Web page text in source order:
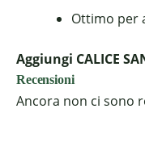
Ottimo per
Aggiungi CALICE
Recensioni
Ancora non ci sono